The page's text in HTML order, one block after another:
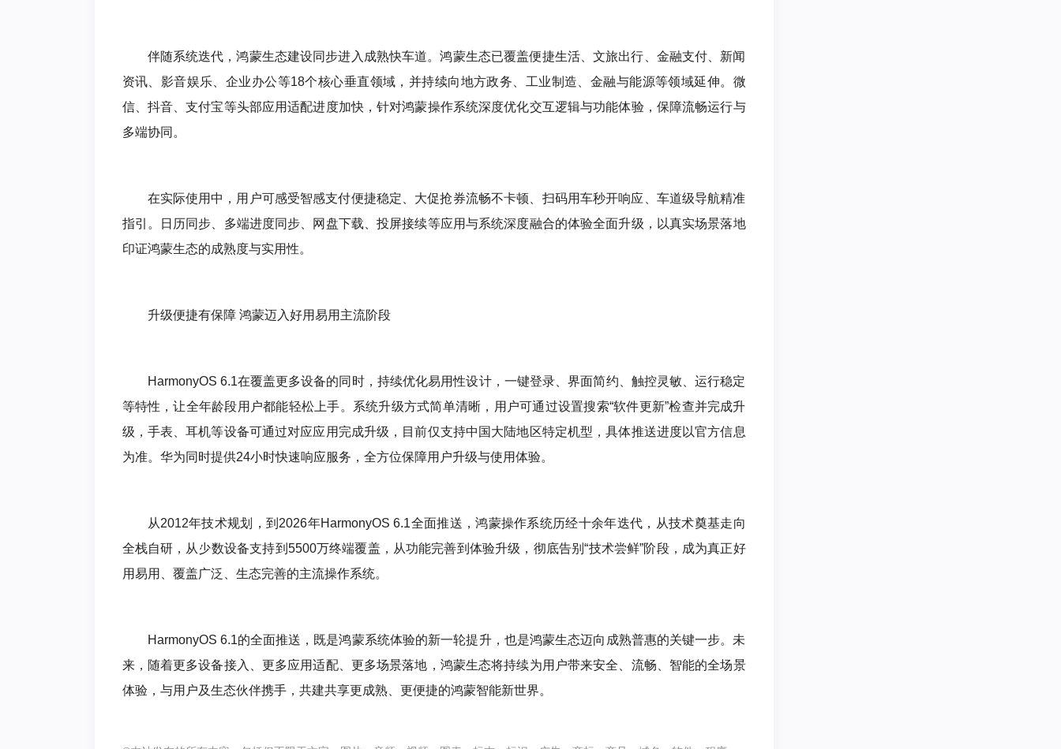
伴随系统迭代，鸿蒙生态建设同步进入成熟快车道。鸿蒙生态已覆盖便捷生活、文旅出行、金融支付、新闻
资讯、影音娱乐、企业办公等18个核心垂直领域，并持续向地方政务、工业制造、金融与能源等领域延伸。微
信、抖音、支付宝等头部应用适配进度加快，针对鸿蒙操作系统深度优化交互逻辑与功能体验，保障流畅运行与
多端协同。
在实际使用中，用户可感受智感支付便捷稳定、大促抢券流畅不卡顿、扫码用车秒开响应、车道级导航精准
指引。日历同步、多端进度同步、网盘下载、投屏接续等应用与系统深度融合的体验全面升级，以真实场景落地
印证鸿蒙生态的成熟度与实用性。
升级便捷有保障 鸿蒙迈入好用易用主流阶段
HarmonyOS 6.1在覆盖更多设备的同时，持续优化易用性设计，一键登录、界面简约、触控灵敏、运行稳定
等特性，让全年龄段用户都能轻松上手。系统升级方式简单清晰，用户可通过设置搜索“软件更新”检查并完成升
级，手表、耳机等设备可通过对应应用完成升级，目前仅支持中国大陆地区特定机型，具体推送进度以官方信息
为准。华为同时提供24小时快速响应服务，全方位保障用户升级与使用体验。
从2012年技术规划，到2026年HarmonyOS 6.1全面推送，鸿蒙操作系统历经十余年迭代，从技术奠基走向
全栈自研，从少数设备支持到5500万终端覆盖，从功能完善到体验升级，彻底告别“技术尝鲜”阶段，成为真正好
用易用、覆盖广泛、生态完善的主流操作系统。
HarmonyOS 6.1的全面推送，既是鸿蒙系统体验的新一轮提升，也是鸿蒙生态迈向成熟普惠的关键一步。未
来，随着更多设备接入、更多应用适配、更多场景落地，鸿蒙生态将持续为用户带来安全、流畅、智能的全场景
体验，与用户及生态伙伴携手，共建共享更成熟、更便捷的鸿蒙智能新世界。